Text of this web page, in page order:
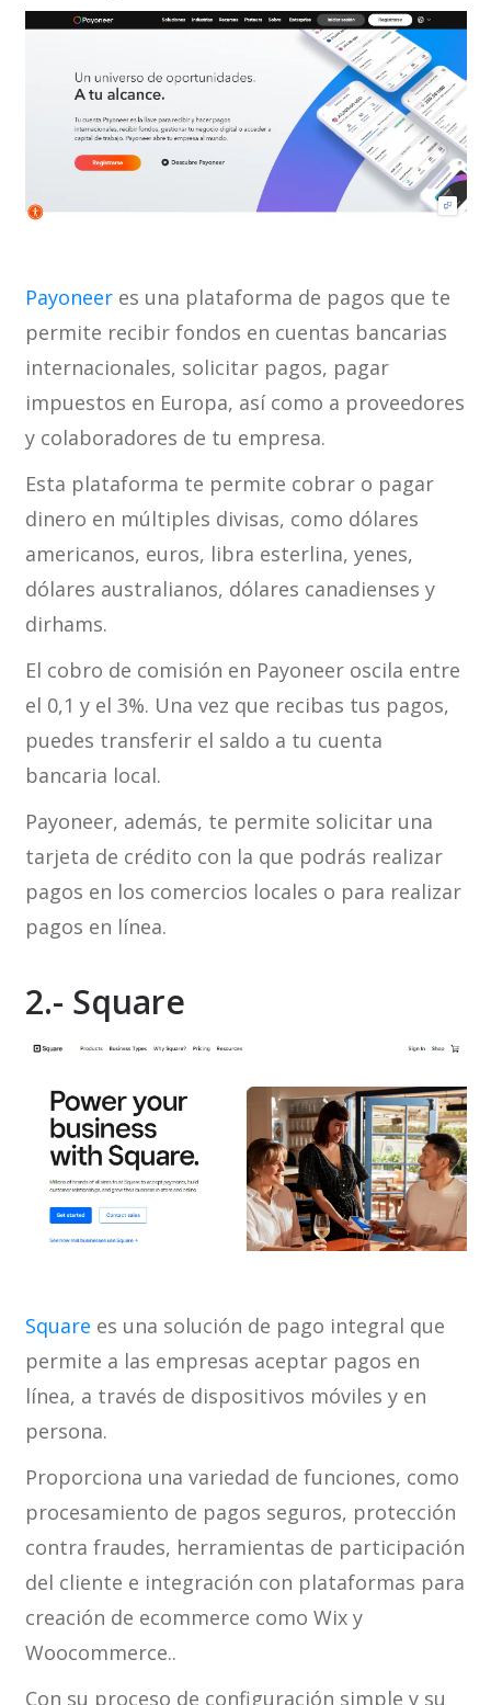
Payoneeres una plataforma de pagos que te
permite recibir fondos en cuentas bancarias
internacionales, solicitar pagos, pagar
impuestos en Europa, así como a proveedores
y colaboradores de tu empresa.
Esta plataforma te permite cobrar o pagar
dinero en múltiples divisas, como dólares
americanos, euros, libra esterlina, yenes,
dólares australianos, dólares canadienses y
dirhams.
El cobro de comisión en Payoneer oscila entre
el 0,1 y el 3%. Una vez que recibas tus pagos,
puedes transferir el saldo a tu cuenta
bancaria local.
Payoneer, además, te permite solicitar una
tarjeta de crédito con la que podrás realizar
pagos en los comercios locales o para realizar
pagos en línea.
2.- Square
Square es una solución de pago integral que
permite a las empresas aceptar pagos en
línea, a través de dispositivos móviles y en
persona.
Proporciona una variedad de funciones, como
procesamiento de pagos seguros, protección
contra fraudes, herramientas de participación
del cliente e integración con plataformas para
creación de ecommerce como Wix y
Woocommerce..
Con su proceso de configuración simple y su